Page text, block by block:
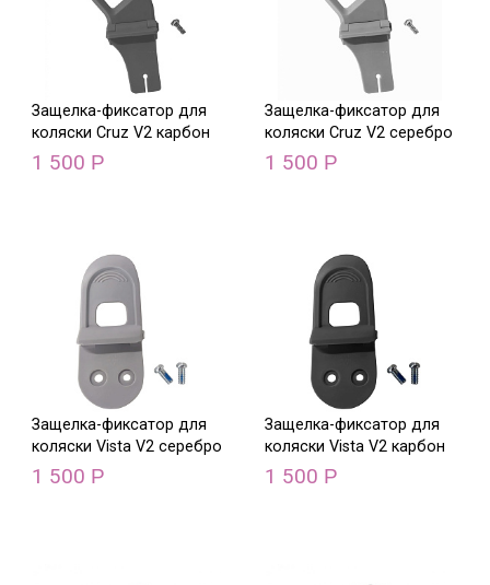
Защелка-фиксатор для
коляски Cruz V2 карбон
1 500 Р
Защелка-фиксатор для
коляски Cruz V2 серебро
1 500 Р
Защелка-фиксатор для
коляски Vista V2 серебро
1 500 Р
Защелка-фиксатор для
коляски Vista V2 карбон
1 500 Р